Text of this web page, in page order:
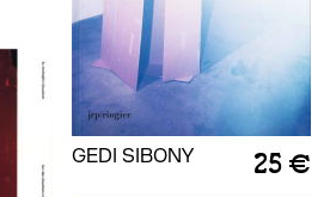
GEDI SIBONY 25 €